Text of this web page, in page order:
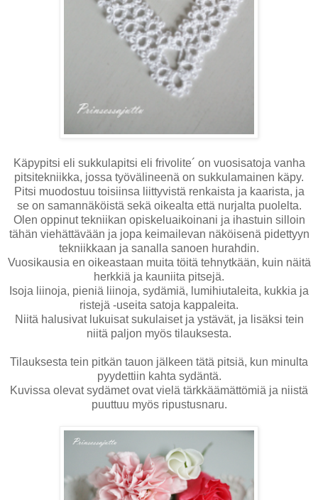
Käpypitsi eli sukkulapitsi eli frivolite´ on vuosisatoja vanha
pitsitekniikka, jossa työvälineenä on sukkulamainen käpy.
Pitsi muodostuu toisiinsa liittyvistä renkaista ja kaarista, ja
se on samannäköistä sekä oikealta että nurjalta puolelta.
Olen oppinut tekniikan opiskeluaikoinani ja ihastuin silloin
tähän viehättävään ja jopa keimailevan näköisenä pidettyyn
tekniikkaan ja sanalla sanoen hurahdin.
Vuosikausia en oikeastaan muita töitä tehnytkään, kuin näitä
herkkiä ja kauniita pitsejä.
Isoja liinoja, pieniä liinoja, sydämiä, lumihiutaleita, kukkia ja
ristejä -useita satoja kappaleita.
Niitä halusivat lukuisat sukulaiset ja ystävät, ja lisäksi tein
niitä paljon myös tilauksesta.
Tilauksesta tein pitkän tauon jälkeen tätä pitsiä, kun minulta
pyydettiin kahta sydäntä.
Kuvissa olevat sydämet ovat vielä tärkkäämättömiä ja niistä
puuttuu myös ripustusnaru.